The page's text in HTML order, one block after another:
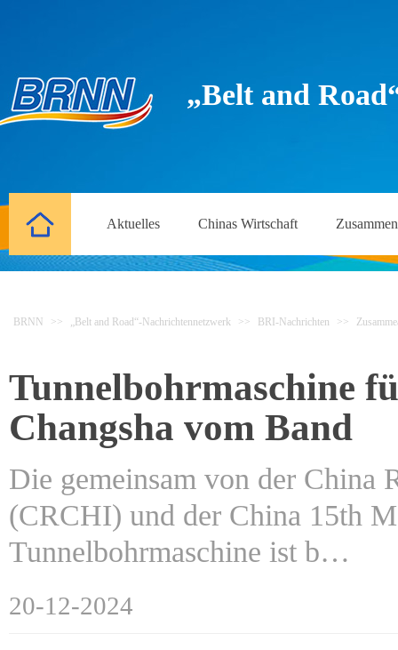
„Belt and
Aktuelles Chinas Wirtschaft
BRNN >> „Belt and Road“-Nachrichtennetzwerk >> BRI-Nachrichten >>
Tunnelbohrmaschine
Changsha vom Band
Die gemeinsam von der
(CRCHI) und der China 15th
Tunnelbohrmaschine ist b…
20-12-2024